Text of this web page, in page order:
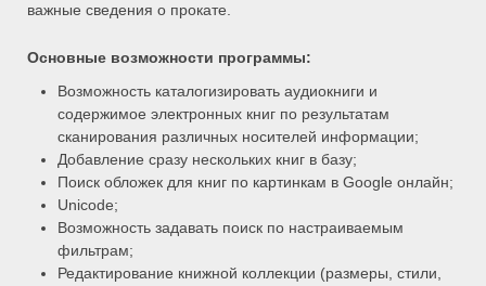
важные сведения о прокате.
Основные возможности программы:
Возможность каталогизировать аудиокниги и
содержимое электронных книг по результатам
сканирования различных носителей информации;
Добавление сразу нескольких книг в базу;
Поиск обложек для книг по картинкам в Google онлайн;
Unicode;
Возможность задавать поиск по настраиваемым
фильтрам;
Редактирование книжной коллекции (размеры, стили,